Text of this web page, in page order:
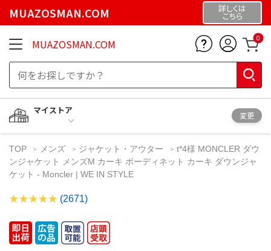
MUAZOSMAN.COM 詳しくは
こちら
MUAZOSMAN.COM 0
マイストア
変更
TOP メンズ ジャケット・アウター
t*4様 MONCLER ダウ
ンジャケット メンズM カーキ ボーディネット カーキ ダウンジャ
ケット - Moncler | WE IN STYLE
(2671)